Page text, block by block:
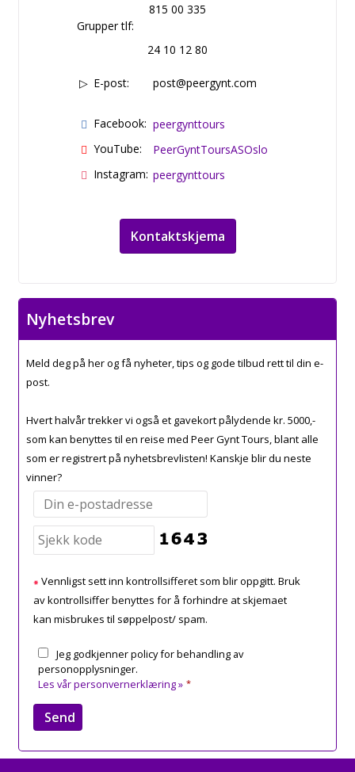
815 00 335
Grupper tlf:
24 10 12 80
E-post: post@peergynt.com
Facebook: peergynttours
YouTube:
PeerGyntToursASOslo
Instagram: peergynttours
Kontaktskjema
Nyhetsbrev
Meld deg på her og få nyheter, tips og gode tilbud rett til din e-
post.
Hvert halvår trekker vi også et gavekort pålydende kr. 5000,-
som kan benyttes til en reise med Peer Gynt Tours, blant alle
som er registrert på nyhetsbrevlisten! Kanskje blir du neste
vinner?
Vennligst sett inn kontrollsifferet som blir oppgitt. Bruk
av kontrollsiffer benyttes for å forhindre at skjemaet
kan misbrukes til søppelpost/ spam.
Jeg godkjenner policy for behandling av
personopplysninger.
Les vår personvernerklæring » *